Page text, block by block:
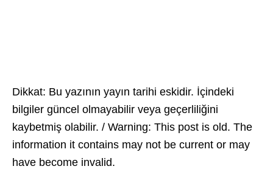
Dikkat: Bu yazının yayın tarihi eskidir. İçindeki
bilgiler güncel olmayabilir veya geçerliliğini
kaybetmiş olabilir. / Warning: This post is old. The
information it contains may not be current or may
have become invalid.